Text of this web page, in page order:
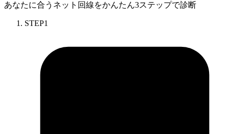
あなたに合うネット回線をかんたん3ステップで診断
STEP1